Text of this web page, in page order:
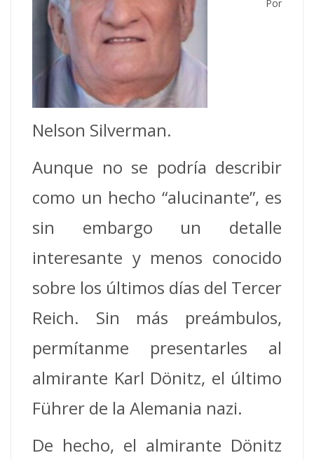
Por
Nelson Silverman.
Aunque no se podría describir
como un hecho “alucinante”, es
sin embargo un detalle
interesante y menos conocido
sobre los últimos días del Tercer
Reich. Sin más preámbulos,
permítanme presentarles al
almirante Karl Dönitz, el último
Führer de la Alemania nazi.
De hecho, el almirante Dönitz